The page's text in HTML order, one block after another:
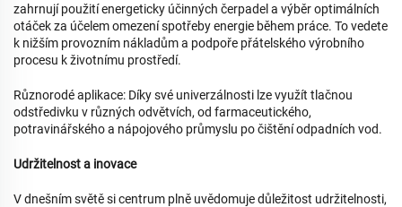
zahrnují použití energeticky účinných čerpadel a výběr optimálních
otáček za účelem omezení spotřeby energie během práce. To vedete
k nižším provozním nákladům a podpoře přátelského výrobního
procesu k životnímu prostředí.
Různorodé aplikace: Díky své univerzálnosti lze využít tlačnou
odstředivku v různých odvětvích, od farmaceutického,
potravinářského a nápojového průmyslu po čištění odpadních vod.
Udržitelnost a inovace
V dnešním světě si centrum plně uvědomuje důležitost udržitelnosti,